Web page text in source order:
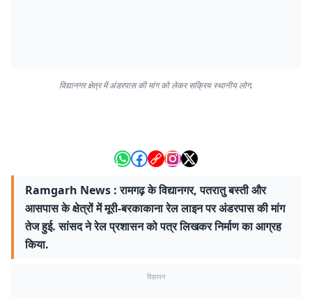
विद्यानगर क्षेत्र में अंडरपास की मांग को लेकर सक्रिय स्थानीय लोग.
Ramgarh News : रामगढ़ के विद्यानगर, पतरातु बस्ती और
आसपास के क्षेत्रों में मूरी-बरकाकाना रेल लाइन पर अंडरपास की मांग
तेज हुई. सांसद ने रेल प्रशासन को पत्र लिखकर निर्माण का आग्रह
किया.
विज्ञापन